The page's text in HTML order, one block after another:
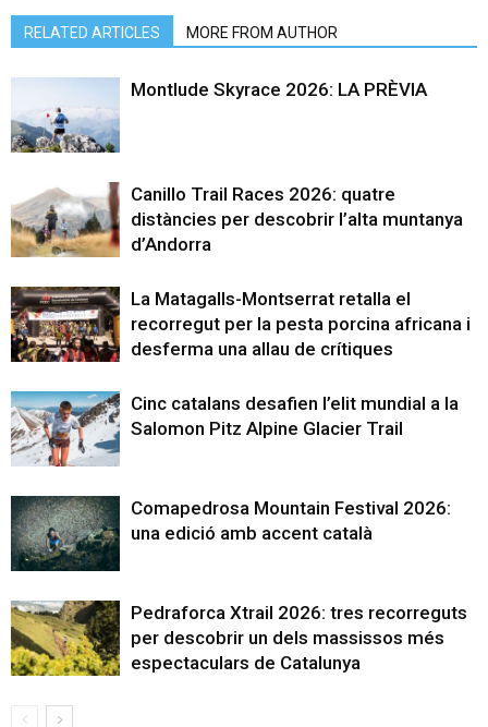
RELATED ARTICLES MORE FROM AUTHOR
Montlude Skyrace 2026: LA PRÈVIA
Canillo Trail Races 2026: quatre
distàncies per descobrir l’alta muntanya
d’Andorra
La Matagalls-Montserrat retalla el
recorregut per la pesta porcina africana i
desferma una allau de crítiques
Cinc catalans desafien l’elit mundial a la
Salomon Pitz Alpine Glacier Trail
Comapedrosa Mountain Festival 2026:
una edició amb accent català
Pedraforca Xtrail 2026: tres recorreguts
per descobrir un dels massissos més
espectaculars de Catalunya